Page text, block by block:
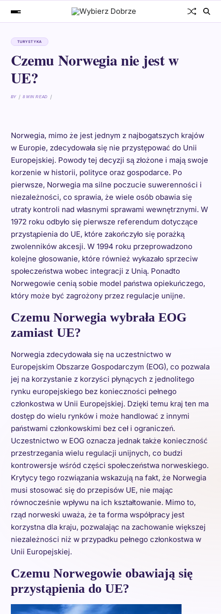
TURYSTYKA
Czemu Norwegia nie jest w
UE?
BY 8 MIN READ
Norwegia, mimo że jest jednym z najbogatszych krajów
w Europie, zdecydowała się nie przystępować do Unii
Europejskiej. Powody tej decyzji są złożone i mają swoje
korzenie w historii, polityce oraz gospodarce. Po
pierwsze, Norwegia ma silne poczucie suwerenności i
niezależności, co sprawia, że wiele osób obawia się
utraty kontroli nad własnymi sprawami wewnętrznymi. W
1972 roku odbyło się pierwsze referendum dotyczące
przystąpienia do UE, które zakończyło się porażką
zwolenników akcesji. W 1994 roku przeprowadzono
kolejne głosowanie, które również wykazało sprzeciw
społeczeństwa wobec integracji z Unią. Ponadto
Norwegowie cenią sobie model państwa opiekuńczego,
który może być zagrożony przez regulacje unijne.
Czemu Norwegia wybrała EOG
zamiast UE?
Norwegia zdecydowała się na uczestnictwo w
Europejskim Obszarze Gospodarczym (EOG), co pozwala
jej na korzystanie z korzyści płynących z jednolitego
rynku europejskiego bez konieczności pełnego
członkostwa w Unii Europejskiej. Dzięki temu kraj ten ma
dostęp do wielu rynków i może handlować z innymi
państwami członkowskimi bez ceł i ograniczeń.
Uczestnictwo w EOG oznacza jednak także konieczność
przestrzegania wielu regulacji unijnych, co budzi
kontrowersje wśród części społeczeństwa norweskiego.
Krytycy tego rozwiązania wskazują na fakt, że Norwegia
musi stosować się do przepisów UE, nie mając
równocześnie wpływu na ich kształtowanie. Mimo to,
rząd norweski uważa, że ta forma współpracy jest
korzystna dla kraju, pozwalając na zachowanie większej
niezależności niż w przypadku pełnego członkostwa w
Unii Europejskiej.
Czemu Norwegowie obawiają się
przystąpienia do UE?